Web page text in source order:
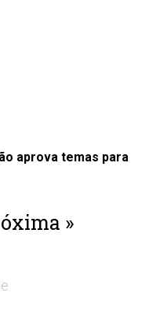
aprova temas para
»